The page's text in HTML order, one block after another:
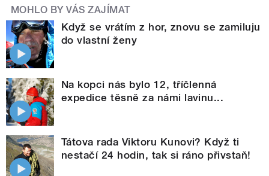
MOHLO BY VÁS ZAJÍMAT
Když se vrátím z hor, znovu se zamiluju
do vlastní ženy
Na kopci nás bylo 12, tříčlenná
expedice těsně za námi lavinu...
Tátova rada Viktoru Kunovi? Když ti
nestačí 24 hodin, tak si ráno přivstaň!